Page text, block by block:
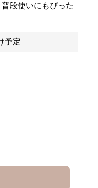
段使いにもぴった
予定